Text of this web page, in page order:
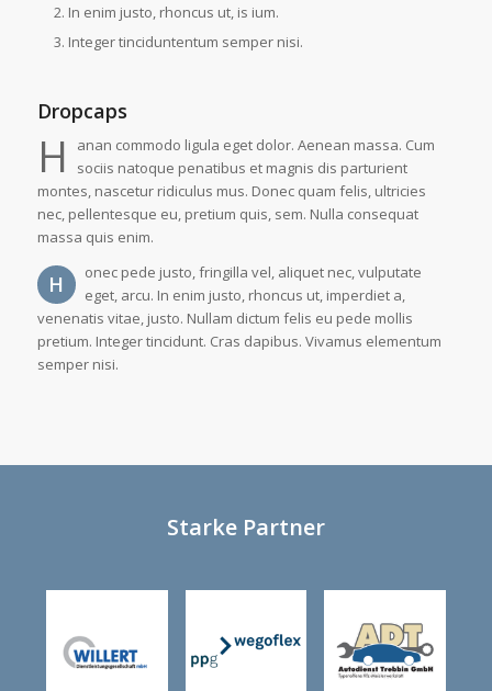
In enim justo, rhoncus ut, is ium.
Integer tinciduntentum semper nisi.
Dropcaps
H
anan commodo ligula eget dolor. Aenean massa. Cum
sociis natoque penatibus et magnis dis parturient
montes, nascetur ridiculus mus. Donec quam felis, ultricies
nec, pellentesque eu, pretium quis, sem. Nulla consequat
massa quis enim.
H
onec pede justo, fringilla vel, aliquet nec, vulputate
eget, arcu. In enim justo, rhoncus ut, imperdiet a,
venenatis vitae, justo. Nullam dictum felis eu pede mollis
pretium. Integer tincidunt. Cras dapibus. Vivamus elementum
semper nisi.
Starke Partner